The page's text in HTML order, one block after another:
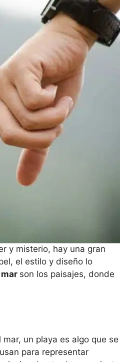
y misterio, hay una gran
el estilo y diseño lo
son los paisajes, donde
un playa es algo que se
para representar